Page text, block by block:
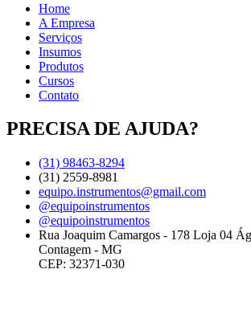
Home
A Empresa
Serviços
Insumos
Produtos
Cursos
Contato
PRECISA DE AJUDA?
(31) 98463-8294
(31) 2559-8981
equipo.instrumentos@gmail.com
@equipoinstrumentos
@equipoinstrumentos
Rua Joaquim Camargos - 178 Loja 04
Contagem - MG
CEP: 32371-030